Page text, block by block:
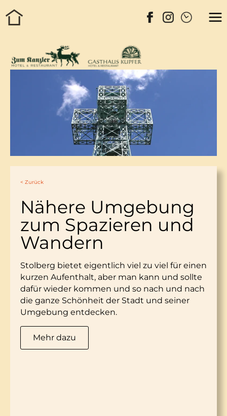
< Zurück
Nähere Umgebung
zum Spazieren und
Wandern
Stolberg bietet eigentlich viel zu viel für einen
kurzen Aufenthalt, aber man kann und sollte
dafür wieder kommen und so nach und nach
die ganze Schönheit der Stadt und seiner
Umgebung entdecken.
Mehr dazu